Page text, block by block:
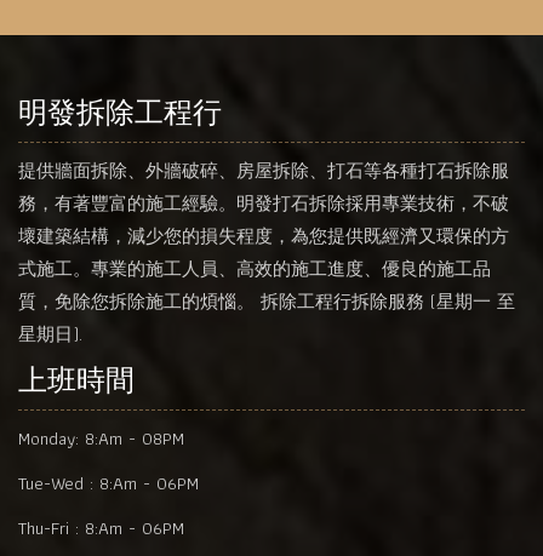
明發拆除工程行
提供牆面拆除、外牆破碎、房屋拆除、打石等各種打石拆除服
務，有著豐富的施工經驗。明發打石拆除採用專業技術，不破
壞建築結構，減少您的損失程度，為您提供既經濟又環保的方
式施工。專業的施工人員、高效的施工進度、優良的施工品
質，免除您拆除施工的煩惱。 拆除工程行拆除服務 (星期一 至
星期日).
上班時間
Monday: 8:Am - 08PM
Tue-Wed : 8:Am - 06PM
Thu-Fri : 8:Am - 06PM